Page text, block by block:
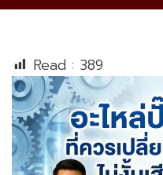
Read : 389